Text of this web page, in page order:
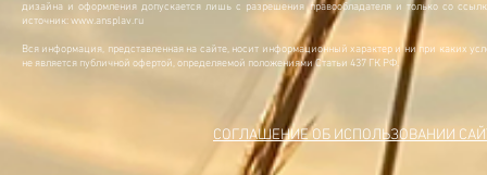
дизайна и оформления допускается лишь с разрешения правообладателя и только со
источник:www.ansplav.ru
Вся информация, представленная на сайте, носит информационный характер и ни при каких
не является публичной офертой, определяемой положениями Статьи 437 ГК РФ.
СОГЛАШЕНИЕ ОБ ИСПОЛЬЗОВАНИИ